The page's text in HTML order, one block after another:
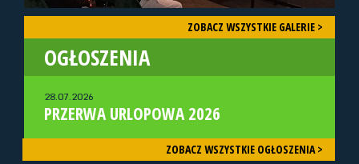
ZOBACZ WSZYSTKIE GALERIE >
OGŁOSZENIA
28.07.2026
PRZERWA URLOPOWA 2026
ZOBACZ WSZYSTKIE OGŁOSZENIA >